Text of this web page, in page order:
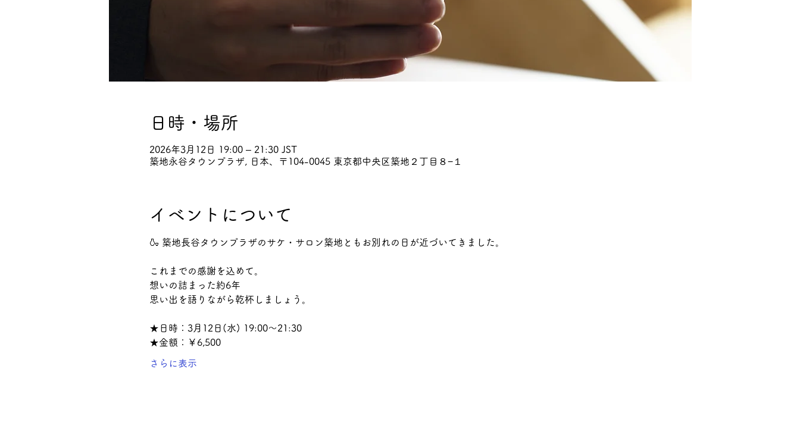
日時・場所
2026年3月12日 19:00 – 21:30 JST
築地永谷タウンプラザ, 日本、〒104-0045 東京都中央区築地２丁目８−１
イベントについて
🍶 築地長谷タウンプラザのサケ・サロン築地ともお別れの日が近づいてきました。
これまでの感謝を込めて。
想いの詰まった約6年
思い出を語りながら乾杯しましょう。
★日時：3月12日(水) 19:00～21:30
★金額：￥6,500
さらに表示